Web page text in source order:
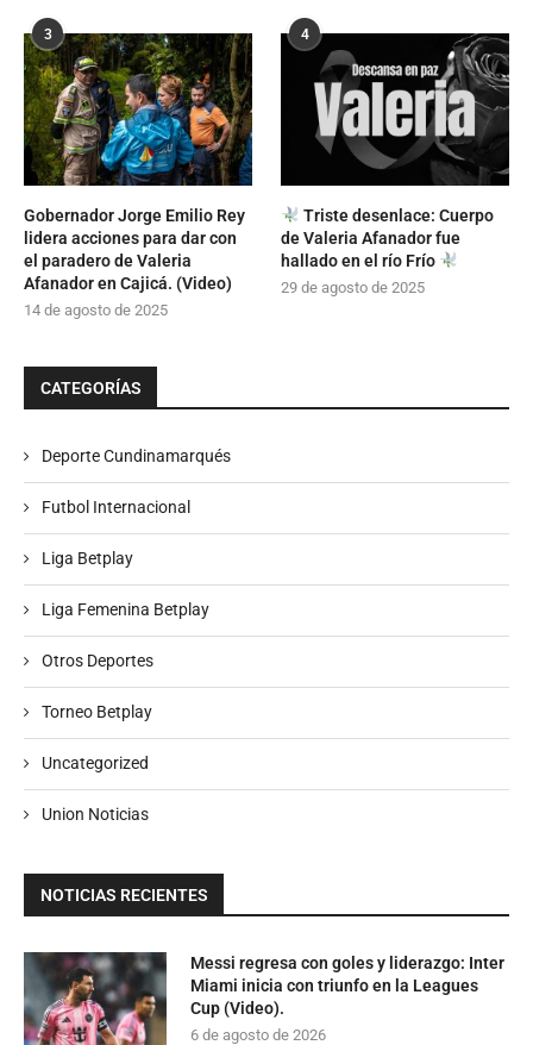
3
Gobernador Jorge Emilio Rey
lidera acciones para dar con
el paradero de Valeria
Afanador en Cajicá. (Video)
14 de agosto de 2025
4
Triste desenlace: Cuerpo
de Valeria Afanador fue
hallado en el río Frío
29 de agosto de 2025
CATEGORÍAS
Deporte Cundinamarqués
Futbol Internacional
Liga Betplay
Liga Femenina Betplay
Otros Deportes
Torneo Betplay
Uncategorized
Union Noticias
NOTICIAS RECIENTES
Messi regresa con goles y liderazgo: Inter
Miami inicia con triunfo en la Leagues
Cup (Video).
6 de agosto de 2026